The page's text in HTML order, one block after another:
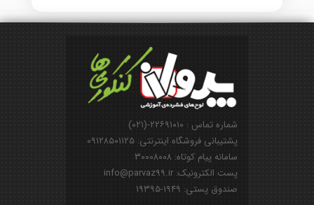
شماره تماس : ۲۲۶۹۱۰۱۰-(۰۲۱)
پشتیبانی فروشگاه اینترنتی: ۰۹۱۲۸۵۰۱۱۲۵
سامانه پیام کوتاه: ۳۰۰۰۸۰۰۸
پست الکترونیک: info@parvaz99.ir
صندوق پستی: ۱۹۴۹-۱۹۳۹۵